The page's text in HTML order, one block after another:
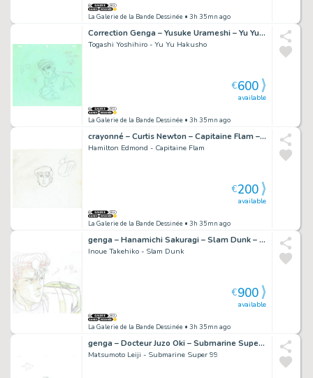
La Galerie de la Bande Dessinée • 3h 35mn ago
Correction Genga – Yusuke Urameshi – Yu Yu Hakusho – 4819
Togashi Yoshihiro - Yu Yu Hakusho
La Galerie de la Bande Dessinée • 3h 35mn ago
available
€600
crayonné – Curtis Newton – Capitaine Flam – 783
Hamilton Edmond - Capitaine Flam
La Galerie de la Bande Dessinée • 3h 35mn ago
available
€200
genga – Hanamichi Sakuragi – Slam Dunk – 5300
Inoue Takehiko - Slam Dunk
La Galerie de la Bande Dessinée • 3h 35mn ago
available
€900
genga – Docteur Juzo Oki – Submarine Super 99 – 947
Matsumoto Leiji - Submarine Super 99